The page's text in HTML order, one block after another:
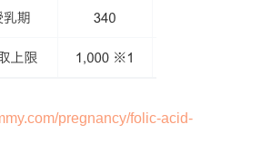
pregnancy/folic-acid-